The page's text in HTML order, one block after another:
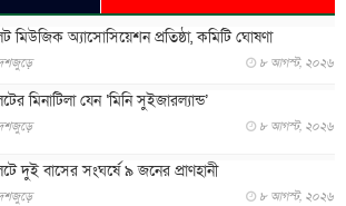
মিউজিক অ্যাসোসিয়েশন প্রতিষ্ঠা, কমিটি ঘোষণা
৮ আগস্ট, ২০২৬
মিনাটিলা যেন ‘মিনি সুইজারল্যান্ড’
৮ আগস্ট, ২০২৬
দুই বাসের সংঘর্ষে ৯ জনের প্রাণহানী
৮ আগস্ট, ২০২৬